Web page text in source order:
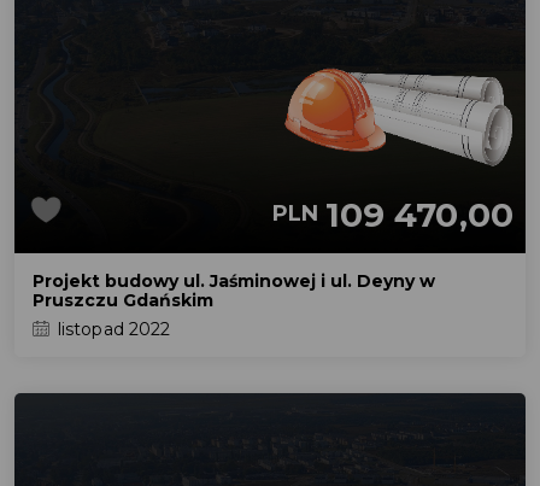
PLN 109 470,00
Projekt budowy ul. Jaśminowej i ul. Deyny w
Pruszczu Gdańskim
listopad 2022